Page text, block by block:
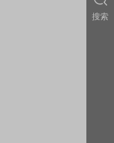
搜索